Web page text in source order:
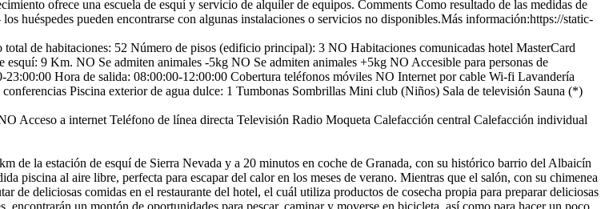
ofrece una escuela de esquí y servicio de alquiler de equipos. Comments Como resultado de las medidas de
huéspedes pueden encontrarse con algunas instalaciones o servicios no disponibles.Más información:https://static-
de habitaciones: 52 Número de pisos (edificio principal): 3 NO Habitaciones comunicadas hotel MasterCard
esquí: 9 Km. NO Se admiten animales -5kg NO Se admiten animales +5kg NO Accesible para personas de
23:00:00 Hora de salida: 08:00:00-12:00:00 Cobertura teléfonos móviles NO Internet por cable Wi-fi Lavandería
conferencias Piscina exterior de agua dulce: 1 Tumbonas Sombrillas Mini club (Niños) Sala de televisión Sauna (*)
Acceso a internet Teléfono de línea directa Televisión Radio Moqueta Calefacción central Calefacción individual
de la estación de esquí de Sierra Nevada y a 20 minutos en coche de Granada, con su histórico barrio del Albaicín
piscina al aire libre, perfecta para escapar del calor en los meses de verano. Mientras que el salón, con su chimenea
de deliciosas comidas en el restaurante del hotel, el cuál utiliza productos de cosecha propia para preparar deliciosas
un montón de oportunidades para pescar, caminar y moverse en bicicleta, así como para hacer un poco